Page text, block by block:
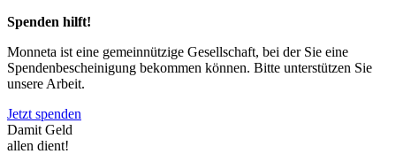
Spenden hilft!
Monneta ist eine gemeinnützige Gesellschaft, bei der Sie eine
Spendenbescheinigung bekommen können. Bitte unterstützen Sie
unsere Arbeit.
Jetzt spenden
Damit Geld
allen dient!